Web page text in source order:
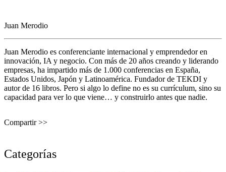
Juan Merodio
Juan Merodio es conferenciante internacional y emprendedor en
innovación, IA y negocio. Con más de 20 años creando y liderando
empresas, ha impartido más de 1.000 conferencias en España,
Estados Unidos, Japón y Latinoamérica. Fundador de TEKDI y
autor de 16 libros. Pero si algo lo define no es su currículum, sino su
capacidad para ver lo que viene… y construirlo antes que nadie.
Compartir >>
Categorías